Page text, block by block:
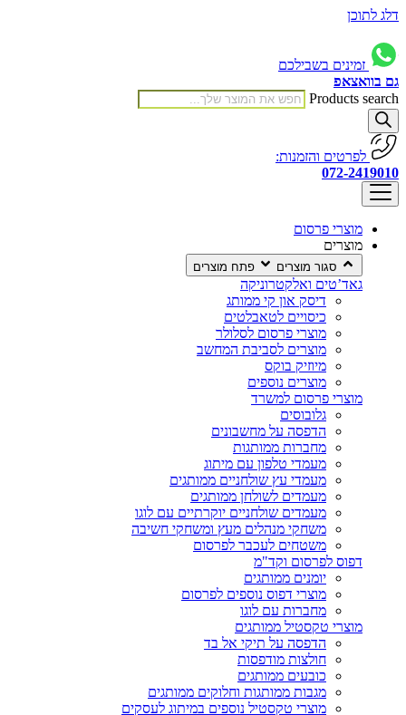
דלג לתוכן
זמינים בשבילכם
גם בוואצאפ
Products search
לפרטים והזמנות:
072-2419010
מוצרי פרסום
מוצרים
סגור מוצרים פתח מוצרים
גאד’טים ואלקטרוניקה
דיסק און קי ממותג
כיסויים לטאבלטים
מוצרי פרסום לסלולר
מוצרים לסביבת המחשב
מיוזיק בוקס
מוצרים נוספים
מוצרי פרסום למשרד
גלובוסים
הדפסה על מחשבונים
מחברות ממותגות
מעמדי טלפון עם מיתוג
מעמדי עץ שולחניים ממותגים
מעמדים לשולחן ממותגים
מעמדים שולחניים יוקרתיים עם לוגו
משחקי מנהלים מעץ ומשחקי חשיבה
משטחים לעכבר לפרסום
דפוס לפרסום וקד"מ
יומנים ממותגים
מוצרי דפוס נוספים לפרסום
מחברות עם לוגו
מוצרי טקסטיל ממותגים
הדפסה על תיקי אל בד
חולצות מודפסות
כובעים ממותגים
מגבות ממותגות וחלוקים ממותגים
מוצרי טקסטיל נוספים במיתוג לעסקים